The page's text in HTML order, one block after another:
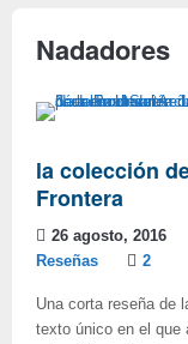
Nadadores
la colección
Frontera
26 agosto, 2016
Reseñas
2
Una corta reseña de
texto único en el que